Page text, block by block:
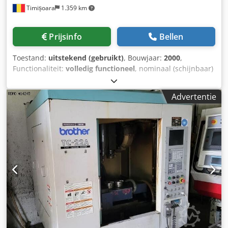
professionele confectieproductie en was bedrijfsvaardig
Fabrikant: JAM s.r.l. • Model: TC 138-EP-FC • Bouwjaar: 2001
• Machinenummer (Matricola): 919 • Referentienummer: 8
Besturingssysteem: Brother BAS CNC-controller •
Automatiseringsplatform: JAM System •
Servomotorvermogen: 750 W • Voeding: 400 V, 3-fase •
Frequentie: 50/60 Hz • Motorsnelheid: o 1390 tpm (50 Hz) o
1680 tpm (60 Hz) • X-as slag: 150 mm • Y-as slag: 100 mm •
Vereiste persluchtaansluiting Belangrijkste kenmerken •
Volledig geautomatiseerde pocketzetter • CNC-gestuurd
programmeerbaar naaisysteem • Automatisch vouwen en
positioneren van zakken • Pneumatisch klemmen en
materiaalbehandeling • Snel patroon wisselen mogelijk •
Hoge herhaalbaarheid en constante steekkwaliteit •
Ontworpen voor continue industriële productie • Robuust
Italiaans automatiseringsplatform • Geïntegreerde Brother-
naaitechnologie • Geschikt voor denim, werkkleding en
kledingproductie Inclusief • JAM TC 138-EP-FC
automatische pocketzetter Dsdozgw Ebopfx Agyswa •
Timișoara 1.359 km
Prijsinfo Bellen
Toestand: uitstekend (gebruikt), Bouwjaar: 2000,
Functionaliteit: volledig functioneel, nominaal (schijnbaar)
, aantal spindels:
380 V, CNC BROTHER TC - 31A 3 ASSEN DRAAITAFEL
Dwedpfjyh Rp Ijx Agyoa MET HYDRAULISCHE EENHEID
ZONDER DAMPFILTERINSTALLATIE
Advertentie